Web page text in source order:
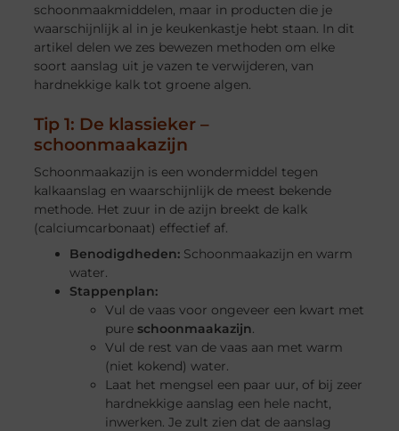
schoonmaakmiddelen, maar in producten die je
waarschijnlijk al in je keukenkastje hebt staan. In dit
artikel delen we zes bewezen methoden om elke
soort aanslag uit je vazen te verwijderen, van
hardnekkige kalk tot groene algen.
Tip 1: De klassieker –
schoonmaakazijn
Schoonmaakazijn is een wondermiddel tegen
kalkaanslag en waarschijnlijk de meest bekende
methode. Het zuur in de azijn breekt de kalk
(calciumcarbonaat) effectief af.
Benodigdheden: Schoonmaakazijn en warm
water.
Stappenplan:
Vul de vaas voor ongeveer een kwart met
pure schoonmaakazijn
Vul de rest van de vaas aan met warm
(niet kokend) water.
Laat het mengsel een paar uur, of bij zeer
hardnekkige aanslag een hele nacht,
inwerken. Je zult zien dat de aanslag